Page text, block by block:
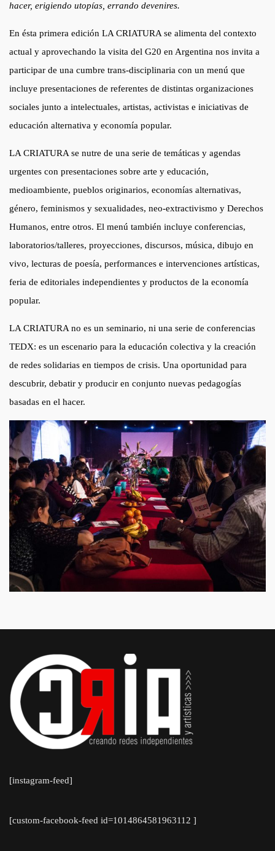
hacer, erigiendo utopías, errando devenires.
En ésta primera edición LA CRIATURA se alimenta del contexto
actual y aprovechando la visita del G20 en Argentina nos invita a
participar de una cumbre trans-disciplinaria con un menú que
incluye presentaciones de referentes de distintas organizaciones
sociales junto a intelectuales, artistas, activistas e iniciativas de
educación alternativa y economía popular.
LA CRIATURA se nutre de una serie de temáticas y agendas
urgentes con presentaciones sobre arte y educación,
medioambiente, pueblos originarios, economías alternativas,
género, feminismos y sexualidades, neo-extractivismo y Derechos
Humanos, entre otros. El menú también incluye conferencias,
laboratorios/talleres, proyecciones, discursos, música, dibujo en
vivo, lecturas de poesía, performances e intervenciones artísticas,
feria de editoriales independientes y productos de la economía
popular.
LA CRIATURA no es un seminario, ni una serie de conferencias
TEDX: es un escenario para la educación colectiva y la creación
de redes solidarias en tiempos de crisis. Una oportunidad para
descubrir, debatir y producir en conjunto nuevas pedagogías
basadas en el hacer.
[instagram-feed]
[custom-facebook-feed id=1014864581963112 ]